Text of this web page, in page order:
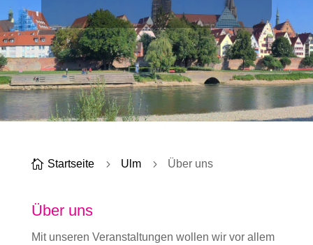
 Startseite 5 Ulm 5 Über uns
Über uns
Mit unseren Veranstaltungen wollen wir vor allem